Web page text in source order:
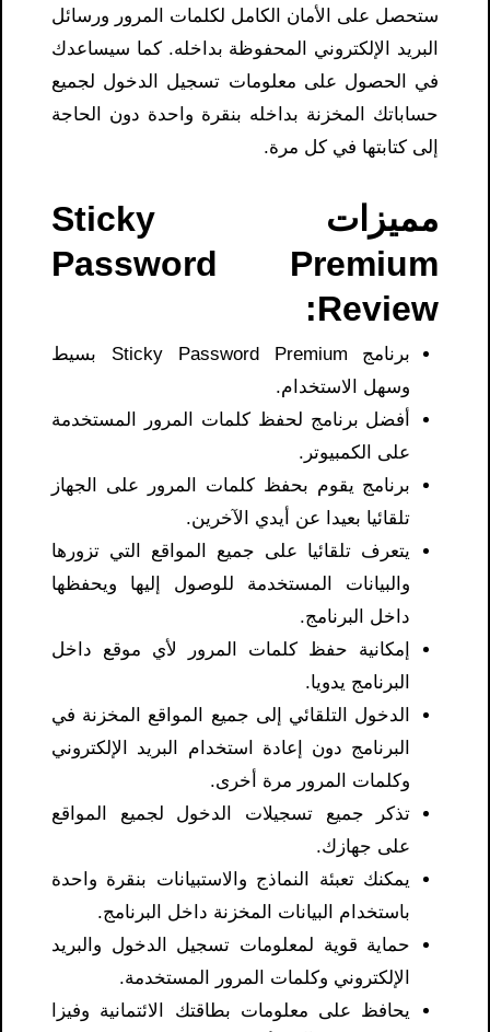
ستحصل على الأمان الكامل لكلمات المرور ورسائل
البريد الإلكتروني المحفوظة بداخله. كما سيساعدك
في الحصول على معلومات تسجيل الدخول لجميع
حساباتك المخزنة بداخله بنقرة واحدة دون الحاجة
إلى كتابتها في كل مرة.
مميزات S ticky
Password Premium
Review:
برنامج Sticky Password Premium بسيط
وسهل الاستخدام.
أفضل برنامج لحفظ كلمات المرور المستخدمة
على الكمبيوتر.
برنامج يقوم بحفظ كلمات المرور على الجهاز
تلقائيا بعيدا عن أيدي الآخرين.
يتعرف تلقائيا على جميع المواقع التي تزورها
والبيانات المستخدمة للوصول إليها ويحفظها
داخل البرنامج.
إمكانية حفظ كلمات المرور لأي موقع داخل
البرنامج يدويا.
الدخول التلقائي إلى جميع المواقع المخزنة في
البرنامج دون إعادة استخدام البريد الإلكتروني
وكلمات المرور مرة أخرى.
تذكر جميع تسجيلات الدخول لجميع المواقع
على جهازك.
يمكنك تعبئة النماذج والاستبيانات بنقرة واحدة
باستخدام البيانات المخزنة داخل البرنامج.
حماية قوية لمعلومات تسجيل الدخول والبريد
الإلكتروني وكلمات المرور المستخدمة.
يحافظ على معلومات بطاقتك الائتمانية وفيزا